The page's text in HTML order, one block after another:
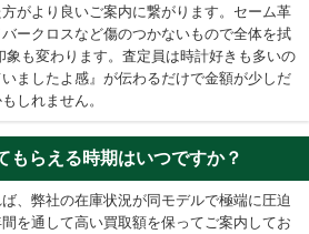
がより良いご案内に繋がります。セーム革
ークロスなど傷のつかないもので全体を拭
象も変わります。査定員は時計好きも多いの
ましたよ感』が伝わるだけで金額が少しだ
しれません。
もらえる時期はいつですか？
、弊社の在庫状況が同モデルで極端に圧迫
を通して高い買取額を保ってご案内してお